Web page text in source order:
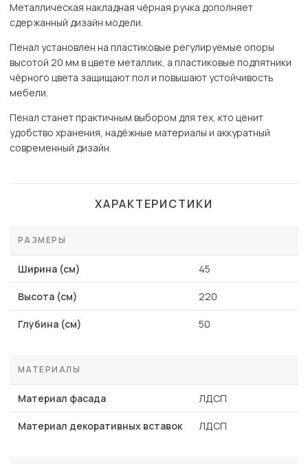
Металлическая накладная чёрная ручка дополняет
сдержанный дизайн модели.
Пенал установлен на пластиковые регулируемые опоры
высотой 20 мм в цвете металлик, а пластиковые подпятники
чёрного цвета защищают пол и повышают устойчивость
мебели.
Пенал станет практичным выбором для тех, кто ценит
удобство хранения, надёжные материалы и аккуратный
современный дизайн.
ХАРАКТЕРИСТИКИ
РАЗМЕРЫ
Ширина (см) 45
Высота (см) 220
Глубина (см) 50
МАТЕРИАЛЫ
Материал фасада ЛДСП
Материал декоративных вставок ЛДСП